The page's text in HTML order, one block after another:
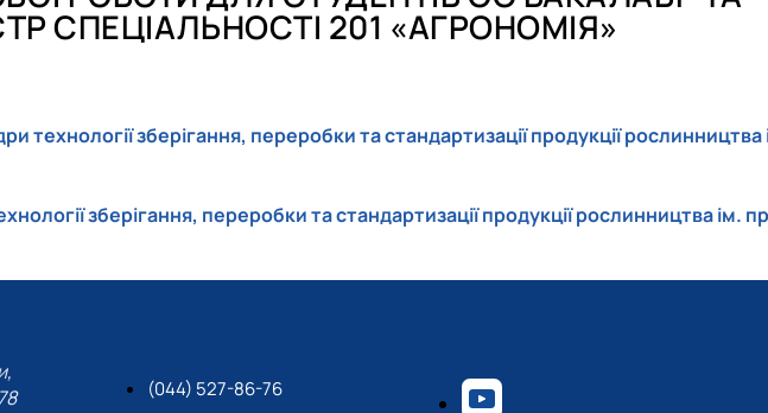
СПЕЦІАЛЬНОСТІ 201 «АГРОНОМІЯ»
зберігання, переробки та стандартизації продукції рослинництва
зберігання, переробки та стандартизації продукції рослинництва ім. пр
(044) 527-86-76